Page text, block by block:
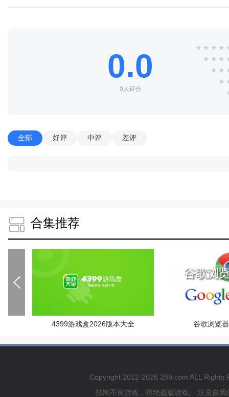
0.0
0人评分
★ ★ ★ ★
★ ★ ★
★ ★
★
全部 好评 中评 差评
合集推荐
4399游戏盒2026版本大全 谷歌浏览
Copyright 2012-2026 289.com ALL
抵制不良游戏，拒绝盗版游戏。 注意自